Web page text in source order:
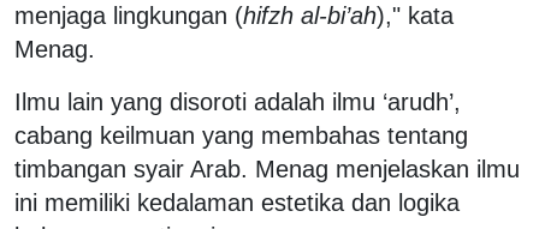
menjaga lingkungan (hifzh al-bi’ah)," kata
Menag.
Ilmu lain yang disoroti adalah ilmu ‘arudh’,
cabang keilmuan yang membahas tentang
timbangan syair Arab. Menag menjelaskan ilmu
ini memiliki kedalaman estetika dan logika